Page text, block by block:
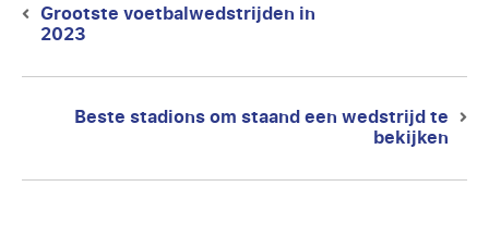
Previous
post:
Grootste voetbalwedstrijden in
2023
Beste stadions om staand een wedstrijd te
bekijken